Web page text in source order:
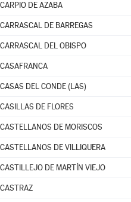
CARPIO DE AZABA
CARRASCAL DE BARREGAS
CARRASCAL DEL OBISPO
CASAFRANCA
CASAS DEL CONDE (LAS)
CASILLAS DE FLORES
CASTELLANOS DE MORISCOS
CASTELLANOS DE VILLIQUERA
CASTILLEJO DE MARTÍN VIEJO
CASTRAZ